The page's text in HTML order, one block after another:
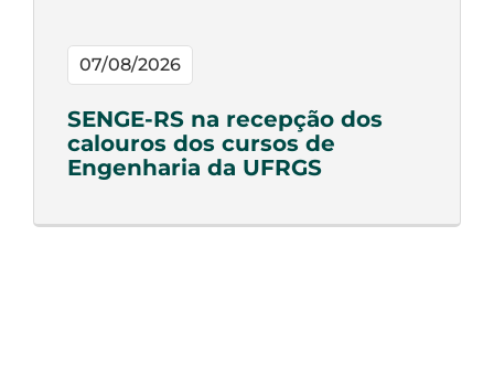
07/08/2026
SENGE-RS na recepção dos
calouros dos cursos de
Engenharia da UFRGS